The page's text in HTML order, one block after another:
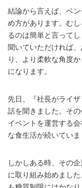
結論から言えば、ベ
め方があります。 む
るのは簡単と言って
聞いていただければ
り、
より柔軟な角度
になります。
先日、『社長がライ
話を聞きました。 そ
イベントを運営する会
な食生活が続いていま
しかしある時、その
に取り組み始めました